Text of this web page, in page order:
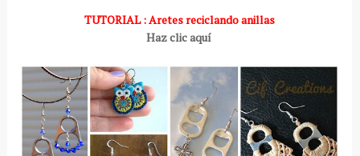
TUTORIAL : Aretes reciclando anillas
Haz clic aquí